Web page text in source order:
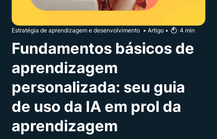
Estratégia de aprendizagem e desenvolvimento • Artigo • 4 min
Fundamentos básicos de
aprendizagem
personalizada: seu guia
de uso da IA em prol da
aprendizagem